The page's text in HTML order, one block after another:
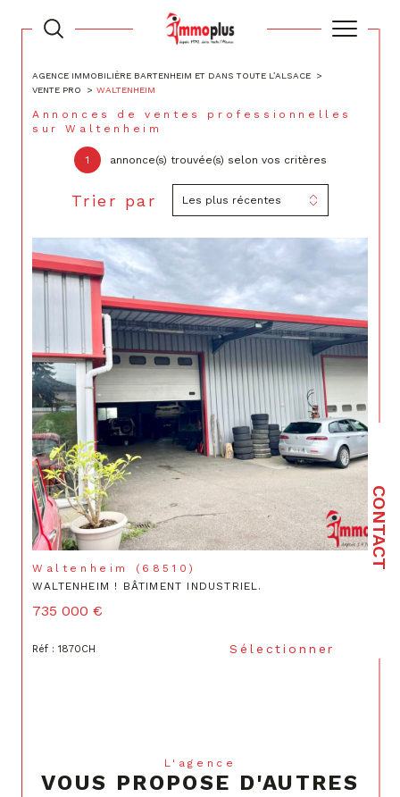
CONTACT
AGENCE IMMOBILIÈRE BARTENHEIM ET DANS TOUTE L’ALSACE
VENTE PRO
WALTENHEIM
Annonces de ventes professionnelles
sur Waltenheim
1 annonce(s) trouvée(s) selon vos critères
Trier par Les plus récentes
Waltenheim (68510)
WALTENHEIM ! BÂTIMENT INDUSTRIEL.
735 000 €
Réf : 1870CH Sélectionner
L'agence
VOUS PROPOSE D'AUTRES